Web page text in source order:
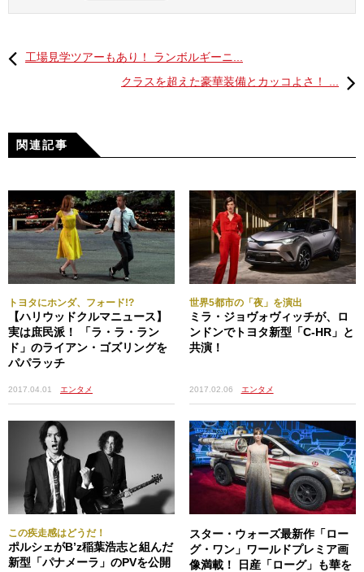
工場見学ツアーもあり！ ランボルギーニ...
クラスを超えた豪華装備とカッコよさ！ ...
関連記事
トヨタにホンダ、フォード!?
【ハリウッドクルマニュース】
実は庶民派！ 「ラ・ラ・ラン
ド」のライアン・ゴズリングを
パパラッチ
2017.04.01 エンタメ
世界5都市の「夜」を演出
ミラ・ジョヴォヴィッチが、ロ
ンドンでトヨタ新型「C-HR」と
共演！
2017.02.06 エンタメ
この疾走感はどうだ！
ポルシェがB’z稲葉浩志と組んだ
新型「パナメーラ」のPVを公開
スター・ウォーズ最新作「ロー
グ・ワン」ワールドプレミア画
像満載！ 日産「ローグ」も華を